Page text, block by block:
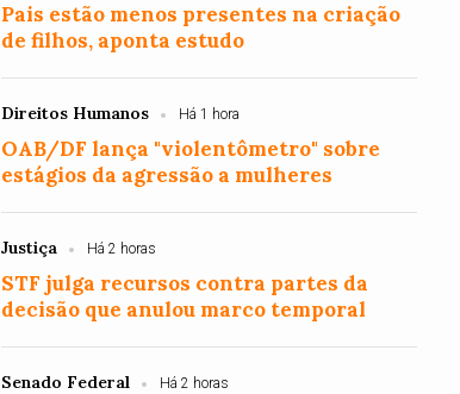
Pais estão menos presentes na criação
de filhos, aponta estudo
Direitos Humanos Há 1 hora
OAB/DF lança "violentômetro" sobre
estágios da agressão a mulheres
Justiça Há 2 horas
STF julga recursos contra partes da
decisão que anulou marco temporal
Senado Federal Há 2 horas